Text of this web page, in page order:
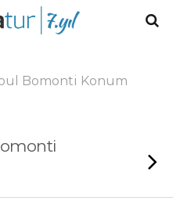
Bomonti Konum